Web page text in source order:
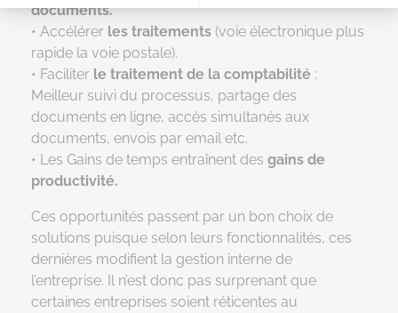
documents.
• Accélérer les traitements (voie électronique plus
rapide la voie postale).
• Faciliter le traitement de la comptabilité :
Meilleur suivi du processus, partage des
documents en ligne, accès simultanés aux
documents, envois par email etc.
• Les Gains de temps entraînent des gains de
productivité.
Ces opportunités passent par un bon choix de
solutions puisque selon leurs fonctionnalités, ces
dernières modifient la gestion interne de
l’entreprise. Il n’est donc pas surprenant que
certaines entreprises soient réticentes au
Axeptio consent
Plateforme de Gestion du Consentement : Personnalisez vos
Notre plateforme vous permet d'adapter et de gérer vos